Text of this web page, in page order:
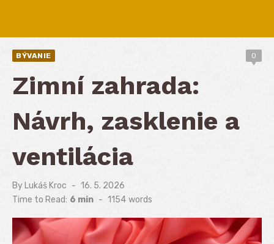
BÝVANIE 0
Zimní zahrada:
Návrh, zasklenie a
ventilácia
By Lukáš Kroc
Posted
on
16. 5. 2026
Time to Read: 6 min - 1154 words